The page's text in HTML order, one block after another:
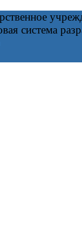
система